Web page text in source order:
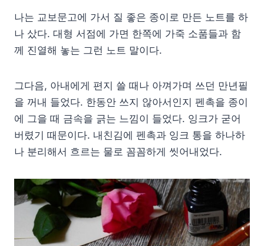
나는 교보문고에 가서 질 좋은 종이로 만든 노트를 하
나 샀다. 대형 서점에 가면 한쪽에 가죽 소품들과 함
께 진열해 놓는 그런 노트 말이다.
그다음, 아내에게 편지 쓸 때나 아껴가며 쓰던 만년필
을 꺼내 들었다. 한동안 쓰지 않아서인지 펜촉을 종이
에 그을 때 금속을 긁는 느낌이 들었다. 잉크가 굳어
버렸기 때문이다. 내친김에 펜촉과 잉크 통을 하나하
나 분리해서 흐르는 물로 꼼꼼하게 씻어내었다.